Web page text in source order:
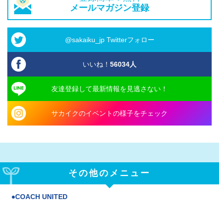
メールマガジン登録
@sakaiku_jp Twitterフォロー
いいね！ 56034人
友達登録して最新情報を見逃さない！
サカイクのイベントの様子をチェック
その他のメニュー
COACH UNITED